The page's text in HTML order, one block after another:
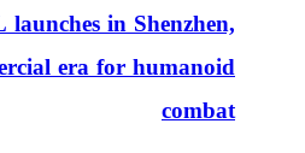
in Shenzhen,
era for humanoid
combat